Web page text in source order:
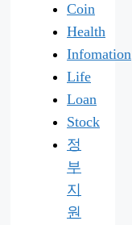
Coin
Health
Infomation
Life
Loan
Stock
정
부
지
원